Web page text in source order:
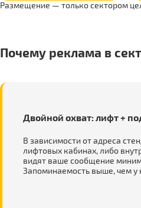
Размещение — только сектором
Почему реклама в
Двойной охват: лифт +
В зависимости от адреса
лифтовых кабинах, либо
видят ваше сообщение
Запоминаемость выше, чем